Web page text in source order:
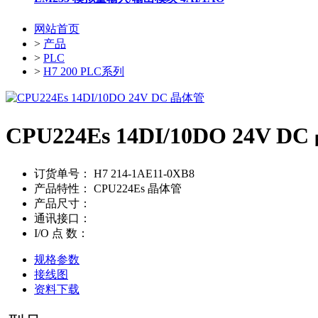
网站首页
> 产品
> PLC
> H7 200 PLC系列
CPU224Es 14DI/10DO 24V DC
订货单号：
H7 214-1AE11-0XB8
产品特性：
CPU224Es 晶体管
产品尺寸：
通讯接口：
I/O 点 数：
规格参数
接线图
资料下载